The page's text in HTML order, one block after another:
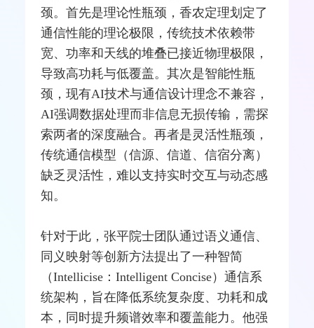
颈。首先是理论性瓶颈，香农定理划定了
通信性能的理论极限，传统技术依赖带
宽、功率和天线的堆叠已接近物理极限，
导致高功耗与低覆盖。其次是智能性瓶
颈，现有AI技术与通信设计理念不兼容，
AI强调数据处理而非信息无损传输，需探
索两者的深度融合。再者是灵活性瓶颈，
传统通信模型（信源、信道、信宿分离）
缺乏灵活性，难以支持实时交互与动态感
知。
针对于此，张平院士团队通过语义通信、
同义映射等创新方法提出了一种智简
（Intellicise：Intelligent Concise）通信系
统架构，旨在降低系统复杂度、功耗和成
本，同时提升频谱效率和覆盖能力。他强